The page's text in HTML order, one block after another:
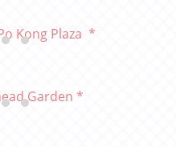
Kong Plaza *
Garden *